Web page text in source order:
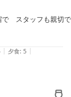
　スタッフも親切で
| 夕食: 5 |